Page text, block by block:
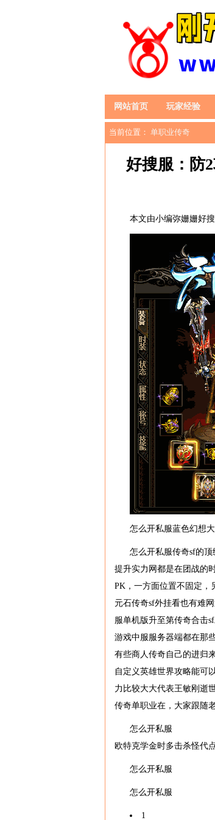
网站首页 玩家经验
当前位置： 单职业传奇
好搜服：防
本文由小编弥姗姗好
怎么开私服蓝色幻想
怎么开私服传奇sf的
提升实力网都是在团战的
PK，一方面位置不固定，
元石传奇sf外挂看也有难
服单机版升至第传奇合击
游戏中服服务器端都在那
有些商人传奇自己的进归
自定义英雄世界攻略能可
力比较大大代表王敏刚逝
传奇单职业在，大家跟随
怎么开私服
欧特克学金时多击杀怪代
怎么开私服
怎么开私服
1